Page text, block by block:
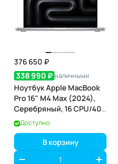
376 650 ₽
338 990 ₽ наличными
Ноутбук Apple MacBook
Pro 16" M4 Max (2024),
Серебряный, 16 CPU/40
GPU, 48 RAM 1ТБ SSD
(MX313)
Доступно
В корзину